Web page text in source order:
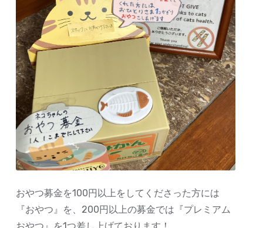
おやつ募金を100円以上をしてくださった方には
『おやつ』を、200円以上の募金では『プレミアム